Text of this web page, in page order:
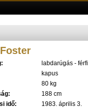
labdarúgás - férfi
kapus
80 kg
188 cm
idő:
1983. április 3.